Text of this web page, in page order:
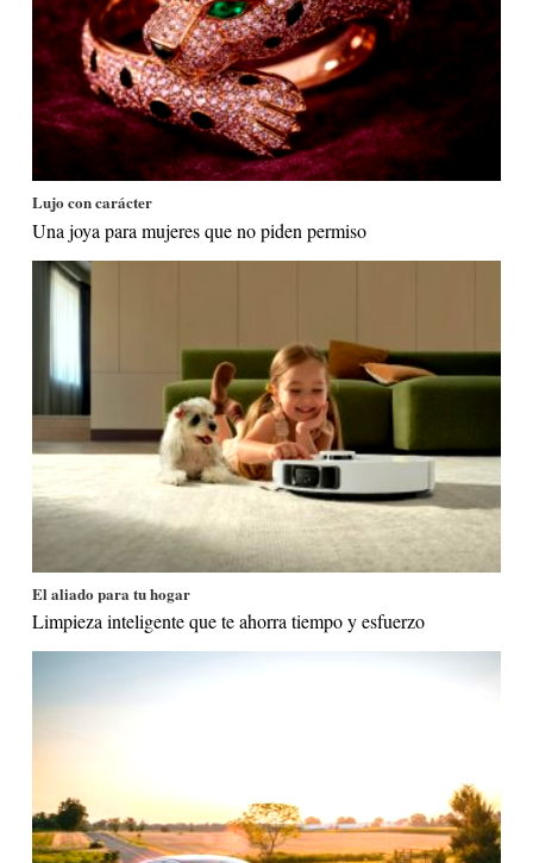
Lujo con carácter
Una joya para mujeres que no piden permiso
El aliado para tu hogar
Limpieza inteligente que te ahorra tiempo y esfuerzo